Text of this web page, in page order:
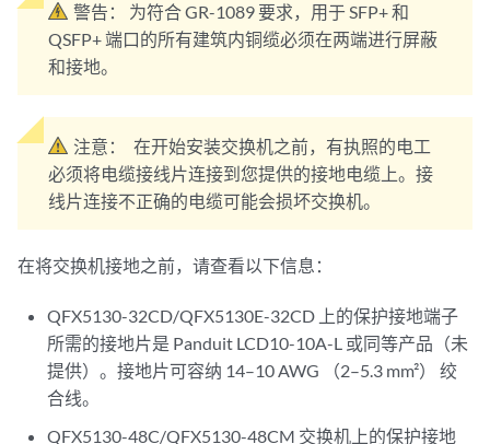
警告：
为符合 GR-1089 要求，用于 SFP+ 和
QSFP+ 端口的所有建筑内铜缆必须在两端进行屏蔽
和接地。
注意：
在开始安装交换机之前，有执照的电工
必须将电缆接线片连接到您提供的接地电缆上。接
线片连接不正确的电缆可能会损坏交换机。
在将交换机接地之前，请查看以下信息：
QFX5130-32CD/QFX5130E-32CD 上的保护接地端子
所需的接地片是 Panduit LCD10-10A-L 或同等产品（未
提供）。接地片可容纳 14–10 AWG （2–5.3 mm²） 绞
合线。
QFX5130-48C/QFX5130-48CM 交换机上的保护接地